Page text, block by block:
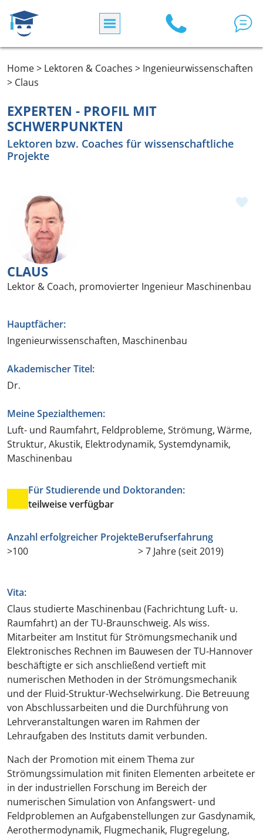
Home > Lektoren & Coaches > Ingenieurwissenschaften
> Claus
EXPERTEN - PROFIL MIT
SCHWERPUNKTEN
Lektoren bzw. Coaches für wissenschaftliche
Projekte
CLAUS
Lektor & Coach, promovierter Ingenieur Maschinenbau
Hauptfächer:
Ingenieurwissenschaften, Maschinenbau
Akademischer Titel:
Dr.
Meine Spezialthemen:
Luft- und Raumfahrt, Feldprobleme, Strömung, Wärme,
Struktur, Akustik, Elektrodynamik, Systemdynamik,
Maschinenbau
Für Studierende und Doktoranden:
teilweise verfügbar
Anzahl erfolgreicher Projekte
>100
Berufserfahrung
> 7 Jahre (seit 2019)
Vita:
Claus studierte Maschinenbau (Fachrichtung Luft- u.
Raumfahrt) an der TU-Braunschweig. Als wiss.
Mitarbeiter am Institut für Strömungsmechanik und
Elektronisches Rechnen im Bauwesen der TU-Hannover
beschäftigte er sich anschließend vertieft mit
numerischen Methoden in der Strömungsmechanik
und der Fluid-Struktur-Wechselwirkung. Die Betreuung
von Abschlussarbeiten und die Durchführung von
Lehrveranstaltungen waren im Rahmen der
Lehraufgaben des Instituts damit verbunden.
Nach der Promotion mit einem Thema zur
Strömungssimulation mit finiten Elementen arbeitete er
in der industriellen Forschung im Bereich der
numerischen Simulation von Anfangswert- und
Feldproblemen an Aufgabenstellungen zur Gasdynamik,
Aerothermodynamik, Flugmechanik, Flugregelung,